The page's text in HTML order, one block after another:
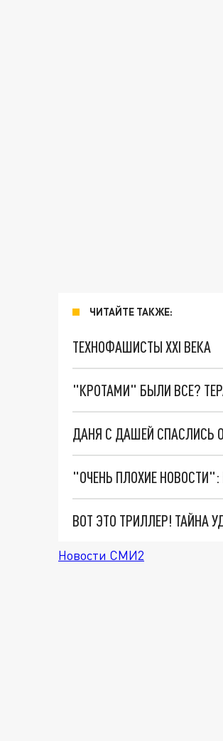
ЧИТАЙТЕ ТАКЖЕ:
ТЕХНОФАШИСТЫ XXI ВЕКА
"КРОТАМИ" БЫЛИ ВСЕ?
ДАНЯ С ДАШЕЙ СПАСЛИСЬ
ВОТ ЭТО ТРИЛЛЕР! ТАЙНА
Новости СМИ2